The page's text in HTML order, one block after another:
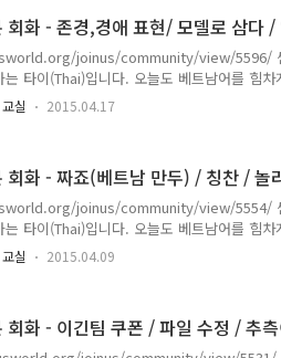
화 - 존경,경애 표현/ 모델로 삼다 /
joinus/community/view/5596/
타이(Thai)입니다. 오늘도 베트남어를 힘
속에서 발췌된 내용들입니다. 1. 나는 오빠를
mộ a quá àhh 나 / 생각v / 경애 v /
실 2015.04.17
화 - 짜죠(베트남 만두) / 칭찬 / 놀
joinus/community/view/5554/
타이(Thai)입니다. 오늘도 베트남어를 힘
속에서 발췌된 내용들입니다. 1. 오빠, 5월에
/ 안 / 몬 / 짜 죠 / 응엔 a ơi ~ đến tháng 5
실 2015.04.09
화 - 이긴팀 쿠폰 / 파일 수정 / 추